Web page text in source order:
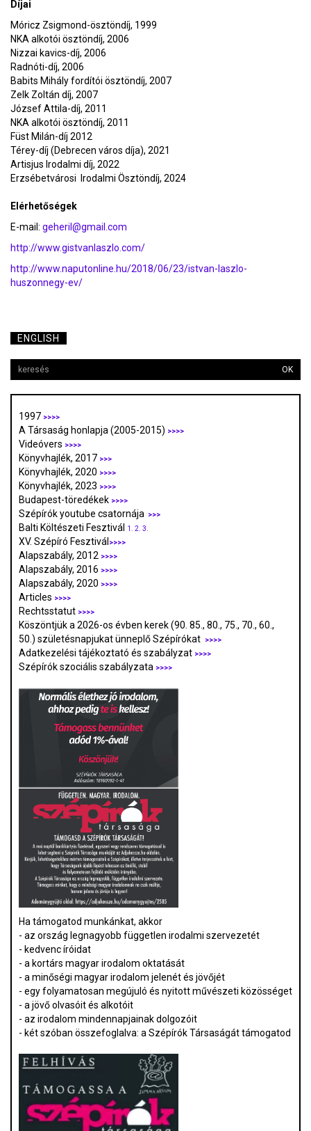
Díjai
Móricz Zsigmond-ösztöndíj, 1999
NKA alkotói ösztöndíj, 2006
Nizzai kavics-díj, 2006
Radnóti-díj, 2006
Babits Mihály fordítói ösztöndíj, 2007
Zelk Zoltán díj, 2007
József Attila-díj, 2011
NKA alkotói ösztöndíj, 2011
Füst Milán-díj 2012
Térey-díj (Debrecen város díja), 2021
Artisjus Irodalmi díj, 2022
Erzsébetvárosi Irodalmi Ösztöndíj, 2024
Elérhetőségek
E-mail: geheril@gmail.com
http://www.gistvanlaszlo.com/
http://www.naputonline.hu/2018/06/23/istvan-laszlo-
huszonnegy-ev/
ENGLISH
OK
1997 >>>>
A Társaság honlapja (2005-2015) >>>>
Videóvers >>>>
Könyvhajlék, 2017 >>>
Könyvhajlék, 2020 >>>>
Könyvhajlék, 2023 >>>>
Budapest-töredékek >>>>
Szépírók youtube csatornája >>>
Balti Költészeti Fesztivál 1. 2. 3.
XV. Szépíró Fesztivál >>>>
Alapszabály, 2012 >>>>
Alapszabály, 2016 >>>>
Alapszabály, 2020 >>>>
Articles >>>>
Rechtsstatut >>>>
Köszöntjük a 2026-os évben kerek (90. 85., 80., 75., 70., 60.,
50.) születésnapjukat ünneplő Szépírókat
>>>>
Adatkezelési tájékoztató és szabályzat >>>>
Szépírók szociális szabályzata >>>>
Ha támogatod munkánkat, akkor
- az ország legnagyobb független irodalmi szervezetét
- kedvenc íróidat
- a kortárs magyar irodalom oktatását
- a minőségi magyar irodalom jelenét és jövőjét
- egy folyamatosan megújuló és nyitott művészeti közösséget
- a jövő olvasóit és alkotóit
- az irodalom mindennapjainak dolgozóit
- két szóban összefoglalva: a Szépírók Társaságát támogatod